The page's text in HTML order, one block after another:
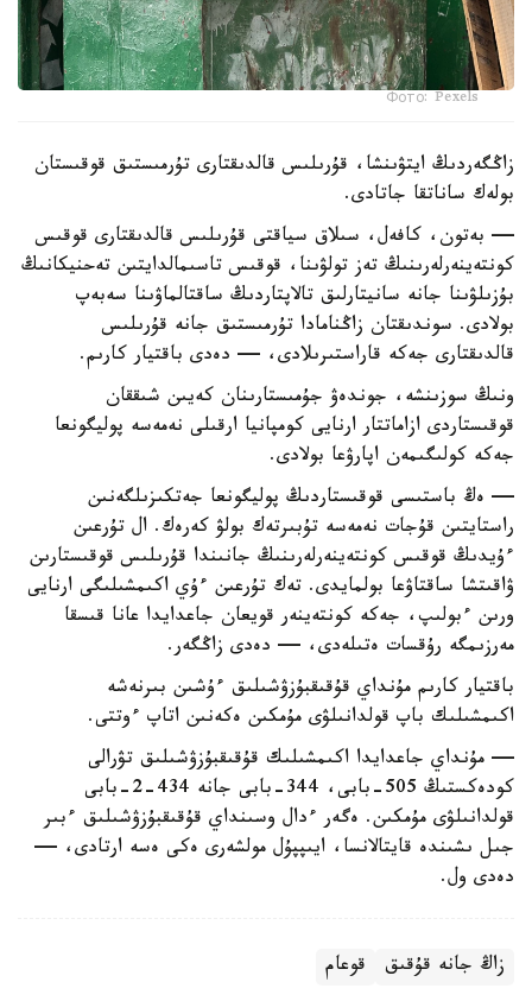
Фото: Pexels
زاڭگەردىڭ ايتۋىنشا، قۇرىلىس قالدىقتارى تۇرمىستىق قوقىستان
بولەك ساناتقا جاتادى.
— بەتون، كافەل، سىلاق سياقتى قۇرىلىس قالدىقتارى قوقىس
كونتەينەرلەرىنىڭ تەز تولۋىنا، قوقىس تاسىمالدايتىن تەحنيكانىڭ
بۇزىلۋىنا جانە سانيتارلىق تالاپتاردىڭ ساقتالماۋىنا سەبەپ
بولادى. سوندىقتان زاڭنامادا تۇرمىستىق جانە قۇرىلىس
قالدىقتارى جەكە قاراستىرىلادى، — دەدى باقتيار كارىم.
ونىڭ سوزىنشە، جوندەۋ جۇمىستارىنان كەيىن شىققان
قوقىستاردى ازاماتتار ارنايى كومپانيا ارقىلى نەمەسە پوليگونعا
جەكە كولىگىمەن اپارۋعا بولادى.
— ەڭ باستىسى قوقىستاردىڭ پوليگونعا جەتكىزىلگەنىن
راستايتىن قۇجات نەمەسە تۇبىرتەك بولۋ كەرەك. ال تۇرعىن
ءۇيدىڭ قوقىس كونتەينەرلەرىنىڭ جانىندا قۇرىلىس قوقىستارىن
ۋاقىتشا ساقتاۋعا بولمايدى. تەك تۇرعىن ءۇي اكىمشىلىگى ارنايى
ورىن ءبولىپ، جەكە كونتەينەر قويعان جاعدايدا عانا قىسقا
مەرزىمگە رۇقسات ەتىلەدى، — دەدى زاڭگەر.
باقتيار كارىم مۇنداي قۇقىقبۇزۋشىلىق ءۇشىن بىرنەشە
اكىمشىلىك باپ قولدانىلۋى مۇمكىن ەكەنىن اتاپ ءوتتى.
— مۇنداي جاعدايدا اكىمشىلىك قۇقىقبۇزۋشىلىق تۋرالى
كودەكستىڭ 505-بابى، 344-بابى جانە 434-2-بابى
قولدانىلۋى مۇمكىن. ەگەر ءدال وسىنداي قۇقىقبۇزۋشىلىق ءبىر
جىل ىشىندە قايتالانسا، ايىپپۇل مولشەرى ەكى ەسە ارتادى، —
دەدى ول.
زاڭ جانە قۇقىق قوعام